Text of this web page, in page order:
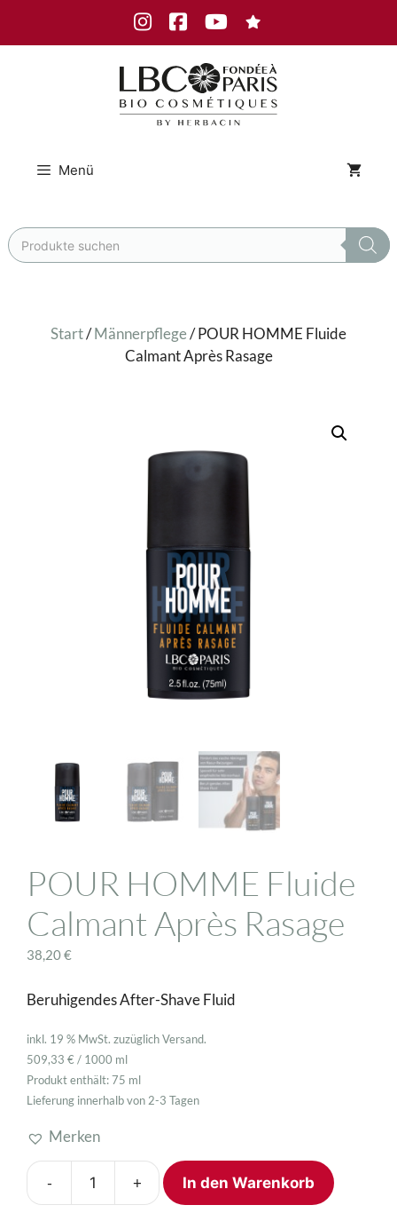
InstagramFacebookYoutube
Menü
Products
search
Start/Männerpflege/ POUR HOMME Fluide
Calmant Après Rasage
POUR HOMME Fluide
Calmant Après Rasage
38,20€
Beruhigendes After-Shave Fluid
inkl. 19 % MwSt. zuzüglichVersand.
509,33 € / 1000 ml
Produkt enthält: 75 ml
Lieferung innerhalb von 2-3 Tagen
Merken
-
POUR
+ In den Warenkorb